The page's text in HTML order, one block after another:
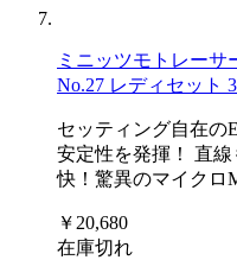
ミニッツモトレーサ
No.27 レディセット
セッティング自在の
安定性を発揮！ 直
快！驚異のマイクロ
￥20,680
在庫切れ